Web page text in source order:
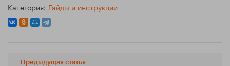
Категория: Гайды и инструкции
Предыдущая статья